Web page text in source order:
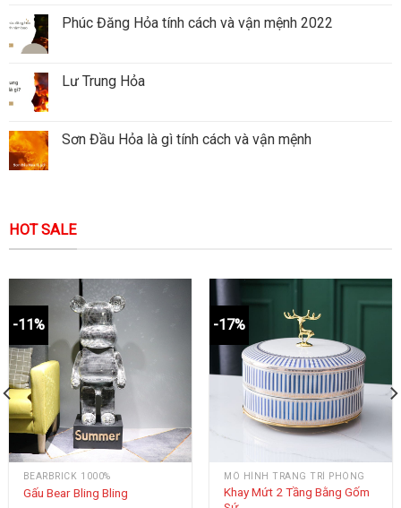
Phúc Đăng Hỏa tính cách và vận mệnh 2022
Lư Trung Hỏa
Sơn Đầu Hỏa là gì tính cách và vận mệnh
HOT SALE
-11%
BEARBRICK 1000%
Gấu Bear Bling Bling
-17%
MÔ HÌNH TRANG TRÍ PHÒNG
Khay Mứt 2 Tầng Bằng Gốm